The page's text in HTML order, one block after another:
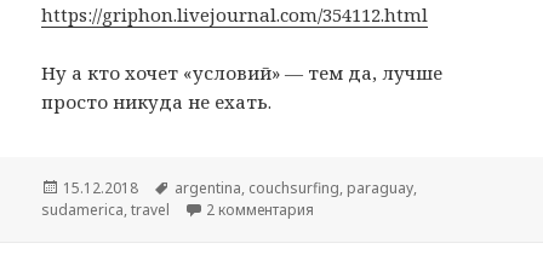
https://griphon.livejournal.com/354112.html
Ну а кто хочет «условий» — тем да, лучше
просто никуда не ехать.
Опубликовано
15.12.2018 Метки
argentina, couchsurfing, paraguay,
sudamerica,travel 2 комментария